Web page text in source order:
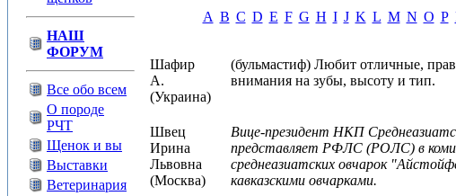
НАШ
ФОРУМ
Все обо всем
О породе
РЧТ
Щенок и вы
Выставки
Ветеринария
A B C D E F G H I J K L M N O P
Шафир
А.
(Украина)
(бульмастиф) Любит отличные,
внимания на зубы, высоту и тип.
Швец
Ирина
Львовна
(Москва)
Вице-президент НКП
представляет РФЛС (РОЛС) в
среднеазиатских овчарок
кавказскими овчарками.